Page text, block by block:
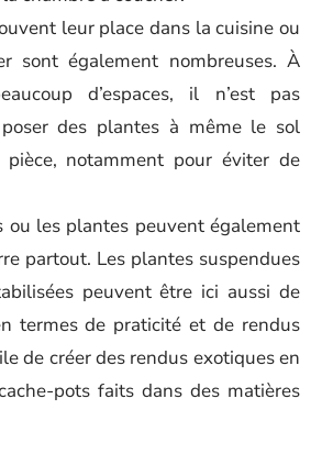
leur place dans la cuisine ou
sont également nombreuses. À
d’espaces, il n’est pas
des plantes à même le sol
notamment pour éviter de
ou les plantes peuvent également
partout. Les plantes suspendues
peuvent être ici aussi de
termes de praticité et de rendus
de créer des rendus exotiques en
pots faits dans des matières